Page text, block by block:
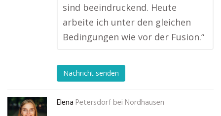
sind beeindruckend. Heute
arbeite ich unter den gleichen
Bedingungen wie vor der Fusion.“
Nachricht senden
Elena Petersdorf bei Nordhausen